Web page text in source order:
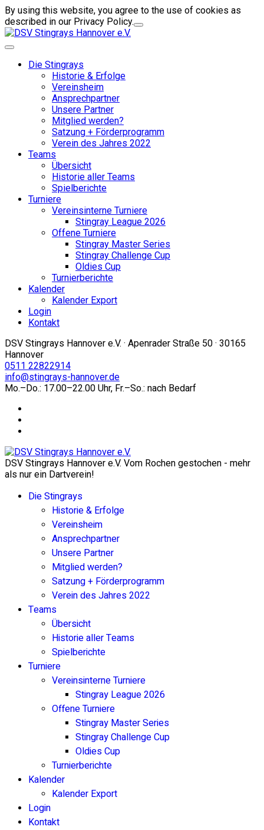
By using this website, you agree to the use of cookies as
described in our Privacy Policy.
Die Stingrays
Historie & Erfolge
Vereinsheim
Ansprechpartner
Unsere Partner
Mitglied werden?
Satzung + Förderprogramm
Verein des Jahres 2022
Teams
Übersicht
Historie aller Teams
Spielberichte
Turniere
Vereinsinterne Turniere
Stingray League 2026
Offene Turniere
Stingray Master Series
Stingray Challenge Cup
Oldies Cup
Turnierberichte
Kalender
Kalender Export
Login
Kontakt
DSV Stingrays Hannover e.V. · Apenrader Straße 50 · 30165
Hannover
0511 22822914
info@stingrays-hannover.de
Mo.–Do.: 17.00–22.00 Uhr, Fr.–So.: nach Bedarf
DSV Stingrays Hannover e.V. Vom Rochen gestochen - mehr
als nur ein Dartverein!
Die Stingrays
Historie & Erfolge
Vereinsheim
Ansprechpartner
Unsere Partner
Mitglied werden?
Satzung + Förderprogramm
Verein des Jahres 2022
Teams
Übersicht
Historie aller Teams
Spielberichte
Turniere
Vereinsinterne Turniere
Stingray League 2026
Offene Turniere
Stingray Master Series
Stingray Challenge Cup
Oldies Cup
Turnierberichte
Kalender
Kalender Export
Login
Kontakt